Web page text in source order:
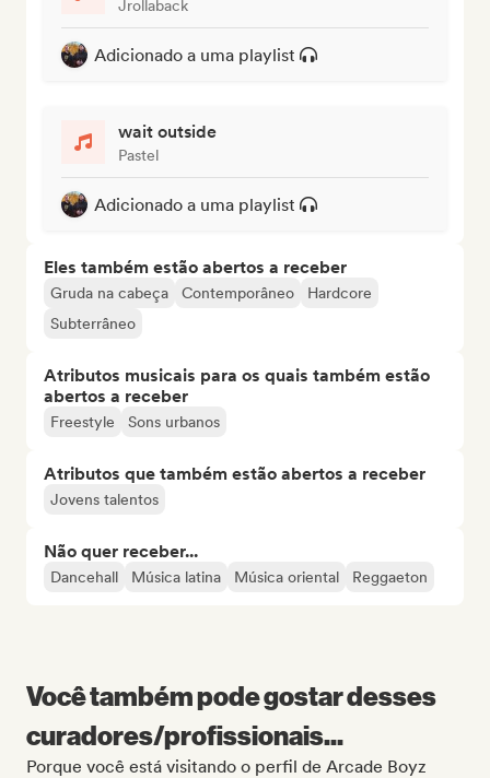
Jrollaback
Adicionado a uma playlist
wait outside
Pastel
Adicionado a uma playlist
Eles também estão abertos a receber
Gruda na cabeça Contemporâneo
Hardcore
Subterrâneo
Atributos musicais para os quais também estão
abertos a receber
Freestyle Sons urbanos
Atributos que também estão abertos a receber
Jovens talentos
Não quer receber...
Dancehall Música latina Música oriental Reggaeton
Você também pode gostar desses
curadores/profissionais...
Porque você está visitando o perfil de Arcade Boyz